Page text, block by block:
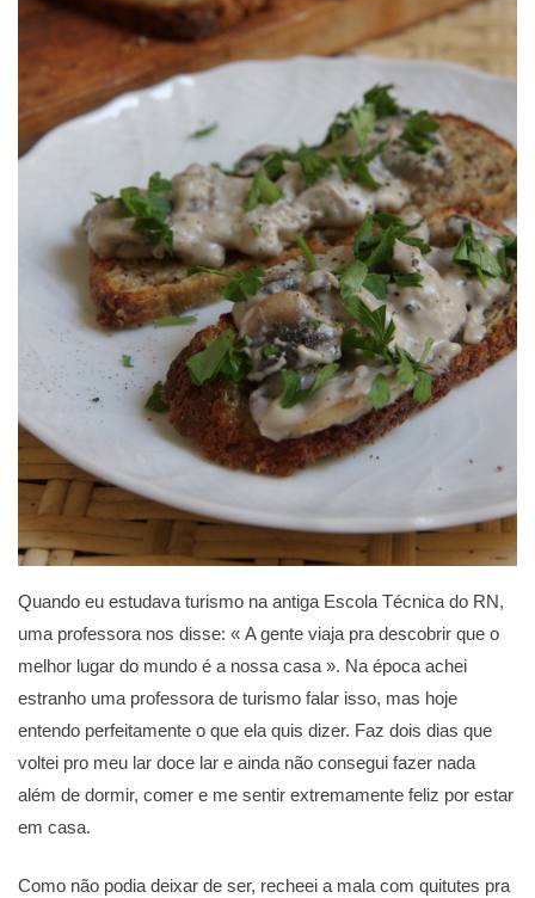
Quando eu estudava turismo na antiga Escola Técnica do RN,
uma professora nos disse: « A gente viaja pra descobrir que o
melhor lugar do mundo é a nossa casa ». Na época achei
estranho uma professora de turismo falar isso, mas hoje
entendo perfeitamente o que ela quis dizer. Faz dois dias que
voltei pro meu lar doce lar e ainda não consegui fazer nada
além de dormir, comer e me sentir extremamente feliz por estar
em casa.
Como não podia deixar de ser, recheei a mala com quitutes pra